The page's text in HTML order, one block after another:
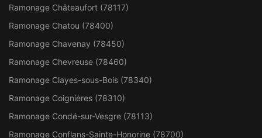
Ramonage Châteaufort (78117)
Ramonage Chatou (78400)
Ramonage Chavenay (78450)
Ramonage Chevreuse (78460)
Ramonage Clayes-sous-Bois (78340)
Ramonage Coignières (78310)
Ramonage Condé-sur-Vesgre (78113)
Ramonage Conflans-Sainte-Honorine (78700)